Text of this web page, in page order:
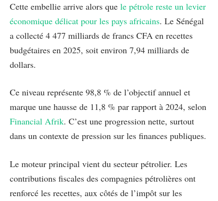
Cette embellie arrive alors que le pétrole reste un levier
économique délicat pour les pays africains. Le Sénégal
a collecté 4 477 milliards de francs CFA en recettes
budgétaires en 2025, soit environ 7,94 milliards de
dollars.
Ce niveau représente 98,8 % de l’objectif annuel et
marque une hausse de 11,8 % par rapport à 2024, selon
Financial Afrik. C’est une progression nette, surtout
dans un contexte de pression sur les finances publiques.
Le moteur principal vient du secteur pétrolier. Les
contributions fiscales des compagnies pétrolières ont
renforcé les recettes, aux côtés de l’impôt sur les